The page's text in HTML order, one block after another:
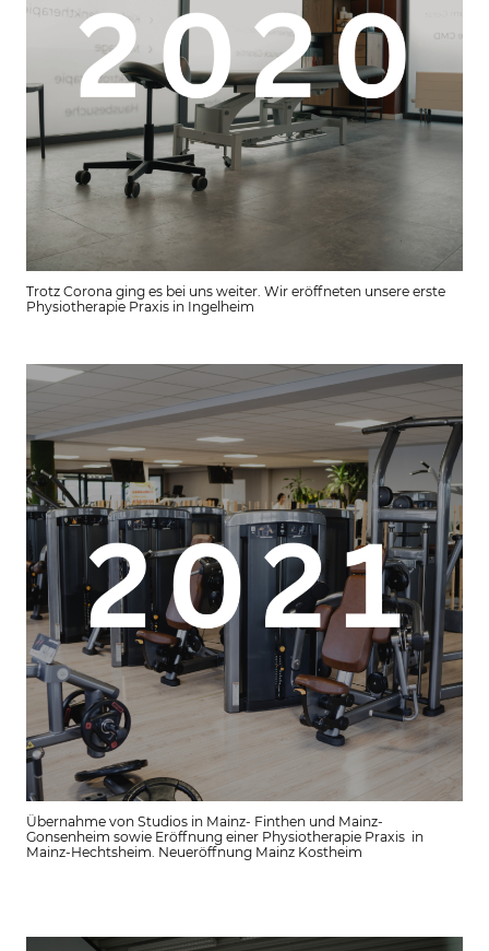
Trotz Corona ging es bei uns weiter. Wir eröffneten unsere erste
Physiotherapie Praxis in Ingelheim
Übernahme von Studios in Mainz- Finthen und Mainz-
Gonsenheim sowie Eröffnung einer Physiotherapie Praxis in
Mainz-Hechtsheim. Neueröffnung Mainz Kostheim